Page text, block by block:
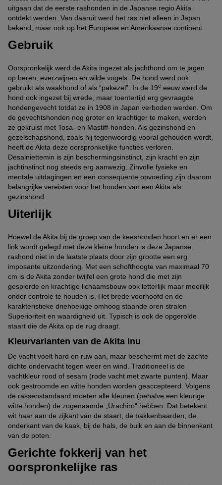
uitgaan dat de eerste rashonden in de Japanse regio Akita
ontdekt werden. Van daaruit werd het ras niet alleen in Japan
bekend, maar ook op het Europese en Amerikaanse continent.
Gebruik
Oorspronkelijk werd de Akita ingezet als jachthond om te jagen
op beren, everzwijnen en wilde vogels. De hond werd ook
gebruikt als waakhond of als “pakezel”. In de 19e eeuw werd de
hond ook ingezet bij wrede, maar toentertijd erg gevraagde
hondengevecht totdat ze in 1908 in Japan verboden werden. Om
de gevechtshonden nog groter en krachtiger te maken, werden
ze gekruist met Tosa- en Mastiff-honden. Als gezinshond en
gezelschapshond, zoals hij tegenwoordig vooral gehouden wordt,
heeft de Akita deze oorspronkelijke functies verloren.
Desalniettemin is zijn beschermingsinstinct, zijn kracht en zijn
jachtinstinct nog steeds erg aanwezig. Zinvolle fysieke en
mentale uitdagingen en een consequente opvoeding zijn daarom
belangrijke vereisten voor het houden van een Akita als
gezinshond.
Uiterlijk
Hoewel de Akita bij de groep van de keeshonden hoort en er een
link wordt gelegd met deze kleine honden is deze Japanse
rashond niet in de laatste plaats door zijn grootte een erg
imposante uitzondering. Met een schofthoogte van maximaal 70
cm is de Akita zonder twijfel een grote hond die met zijn
gespierde en krachtige lichaamsbouw ook letterlijk maar moeilijk
onder controle te houden is. Het brede voorhoofd en de
karakteristieke driehoekige omhoog staande oren stralen
Superioriteit en waardigheid uit. Typisch is ook de opgerolde
staart die de Akita op de rug draagt.
Kleurvarianten van de Akita Inu
De vacht voelt hard en ruw aan, maar beschermt met de zachte
dichte ondervacht tegen weer en wind. Traditioneel is de
vachtkleur rood of sesam (rode vacht met zwarte punten). Maar
ook gestroomde en witte honden worden geaccepteerd. Volgens
de rassenstandaard moeten alle kleuren (behalve een kleurige
witte honden) de zogenaamde „Urachiro“ hebben. Dat betekent
wit haar aan de zijkant van de staart, de bakkenbaarden, de
onderkant van de kaak, bij de hals, de buik en aan de binnenkant
van de poten.
Gerichte fokkerij van het
oorspronkelijke ras